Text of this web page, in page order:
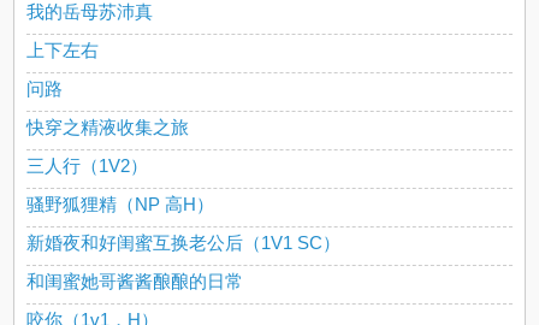
我的岳母苏沛真
上下左右
问路
快穿之精液收集之旅
三人行（1V2）
骚野狐狸精（NP 高H）
新婚夜和好闺蜜互换老公后（1V1 SC）
和闺蜜她哥酱酱酿酿的日常
咬你（1v1，H）